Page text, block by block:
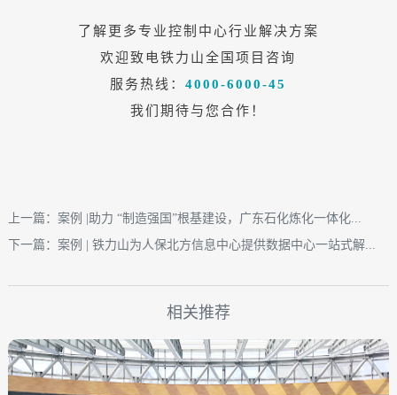
了解更多专业控制中心行业解决方案
欢迎致电铁力山全国项目咨询
服务热线：4000-6000-45
我们期待与您合作！
上一篇：案例 |助力 “制造强国”根基建设，广东石化炼化一体化...
下一篇：案例 | 铁力山为人保北方信息中心提供数据中心一站式解...
相关推荐